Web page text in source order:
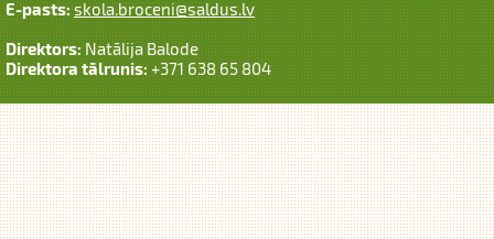
E-pasts:skola.broceni@saldus.lv
Direktors:Natālija Balode
Direktora tālrunis:+371 638 65 804